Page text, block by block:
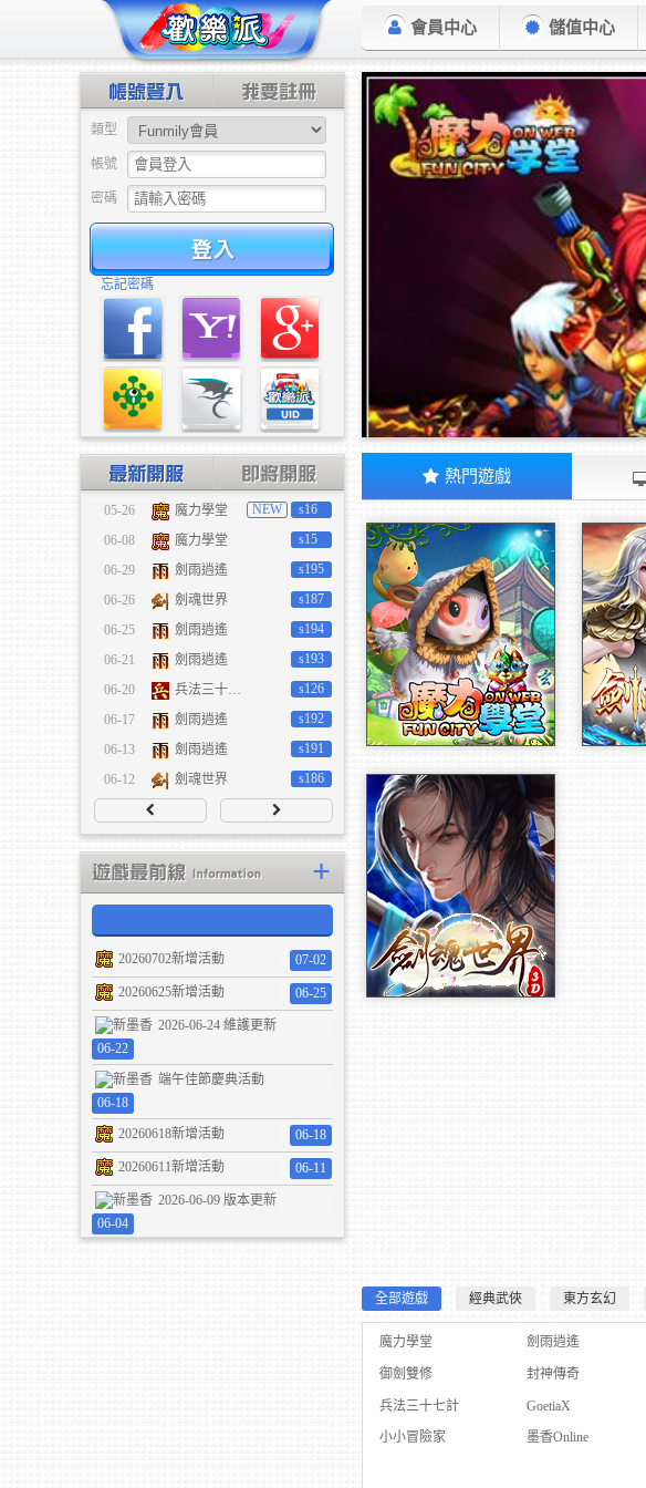
會員中心 儲值中心
類型
帳號
密碼
驗證
忘記密碼
05-26 魔力學堂 NEW
s16
06-08
魔力學堂
s15
06-29
劍雨逍遙
s195
06-26
劍魂世界
s187
06-25
劍雨逍遙
s194
06-21
劍雨逍遙
s193
06-20
兵法三十七計
s126
06-17
劍雨逍遙
s192
06-13
劍雨逍遙
s191
06-12
劍魂世界 s186
+
20260702新增活動 07-02
20260625新增活動 06-25
2026-06-24 維護更新
06-22
端午佳節慶典活動
06-18
20260618新增活動
06-18
20260611新增活動 06-11
2026-06-09 版本更新
06-04
熱門遊戲
魔力學堂
進階系統 【新】幻魔修煉
開始
官網
劍雨逍遙 第三世紀
劍魂世界
全部遊戲 經典武俠 東方玄幻
魔力學堂 劍雨逍遙
御劍雙修 封神傳奇
兵法三十七計 GoetiaX
小小冒險家 墨香Online